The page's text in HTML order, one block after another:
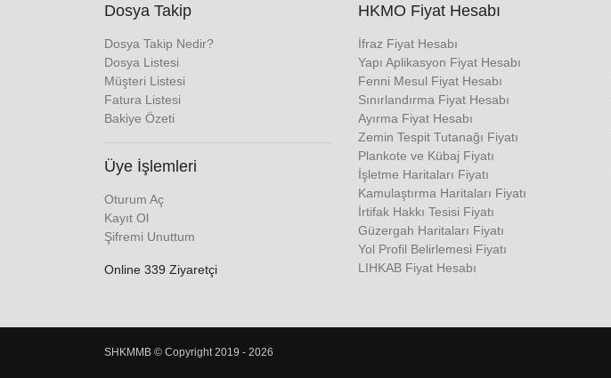
Dosya Takip
Dosya Takip Nedir?
Dosya Listesi
Müşteri Listesi
Fatura Listesi
Bakiye Özeti
Üye İşlemleri
Oturum Aç
Kayıt Ol
Şifremi Unuttum
Online 339 Ziyaretçi
HKMO Fiyat Hesabı
İfraz Fiyat Hesabı
Yapı Aplikasyon Fiyat Hesabı
Fenni Mesul Fiyat Hesabı
Sınırlandırma Fiyat Hesabı
Ayırma Fiyat Hesabı
Zemin Tespit Tutanağı Fiyatı
Plankote ve Kübaj Fiyatı
İşletme Haritaları Fiyatı
Kamulaştırma Haritaları Fiyatı
İrtifak Hakkı Tesisi Fiyatı
Güzergah Haritaları Fiyatı
Yol Profil Belirlemesi Fiyatı
LIHKAB Fiyat Hesabı
SHKMMB © Copyright 2019 - 2026